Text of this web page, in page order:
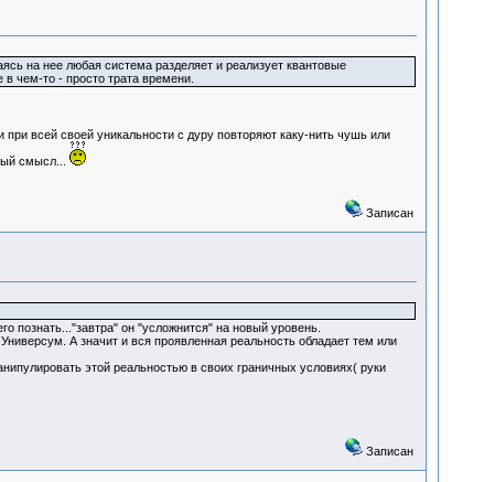
на нее любая система разделяет и реализует квантовые
чем-то - просто трата времени.
всей своей уникальности с дуру повторяют каку-нить чушь или
смысл...
Записан
познать..."завтра" он "усложнится" на новый уровень.
А значит и вся проявленная реальность обладает тем или
этой реальностью в своих граничных условиях( руки
Записан